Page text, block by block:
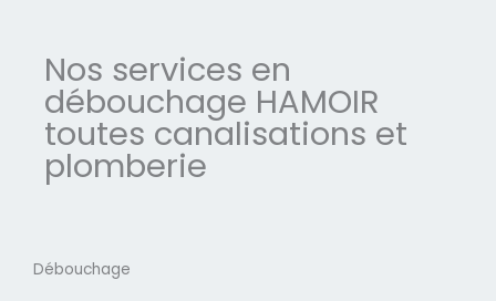
Nos services en
débouchage HAMOIR
toutes canalisations et
plomberie
Débouchage